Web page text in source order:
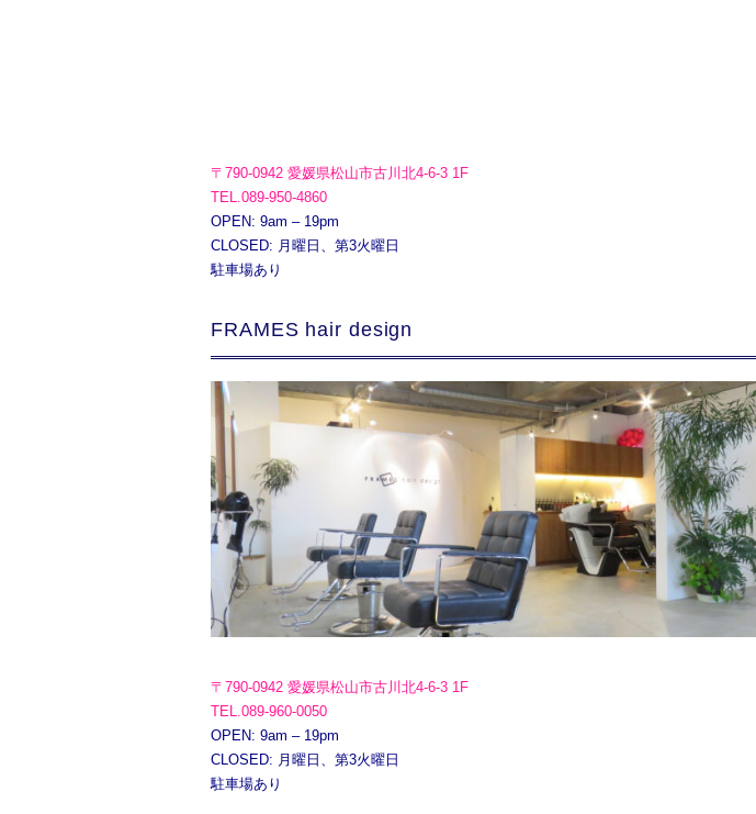
〒790-0942 愛媛県松山市古川北4-6-3 1F
TEL.089-950-4860
OPEN: 9am – 19pm
CLOSED: 月曜日、第3火曜日
駐車場あり
FRAMES hair design
〒790-0942 愛媛県松山市古川北4-6-3 1F
TEL.089-960-0050
OPEN: 9am – 19pm
CLOSED: 月曜日、第3火曜日
駐車場あり